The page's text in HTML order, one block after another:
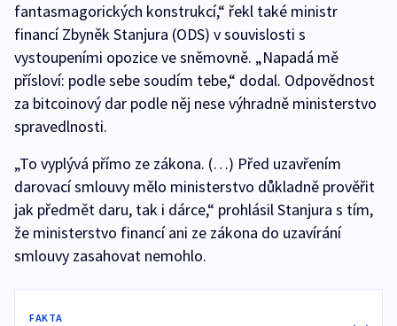
fantasmagorických konstrukcí,“ řekl také ministr
financí Zbyněk Stanjura (ODS) v souvislosti s
vystoupeními opozice ve sněmovně. „Napadá mě
přísloví: podle sebe soudím tebe,“ dodal. Odpovědnost
za bitcoinový dar podle něj nese výhradně ministerstvo
spravedlnosti.
„To vyplývá přímo ze zákona. (…) Před uzavřením
darovací smlouvy mělo ministerstvo důkladně prověřit
jak předmět daru, tak i dárce,“ prohlásil Stanjura s tím,
že ministerstvo financí ani ze zákona do uzavírání
smlouvy zasahovat nemohlo.
FAKTA